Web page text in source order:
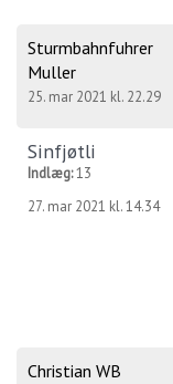
Sturmbahnfuhrer
Muller
25. mar 2021 kl. 22.29
Sinfjøtli
Indlæg:13
27. mar 2021 kl. 14.34
Christian WB